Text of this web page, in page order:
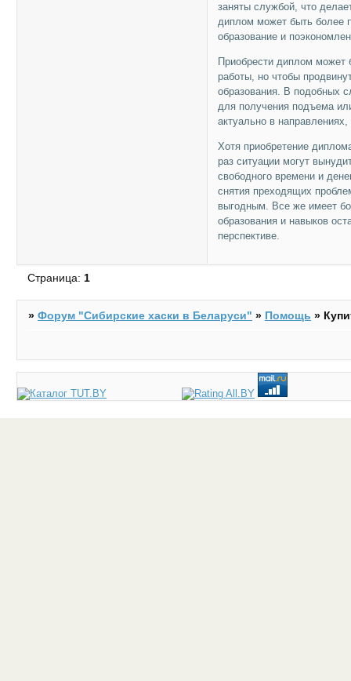
заняты службой, что
диплом может быть более
образование и
Приобрести диплом может
работы, но чтобы
образования. В подобных
для получения подъема
актуально в
Хотя приобретение
раз ситуации могут
свободного времени и
снятия преходящих
выгодным. Все же имеет
образования и навыков
перспективе.
Страница: 1
»Форум "Cибирские хаски в Беларуси" » Помощь »